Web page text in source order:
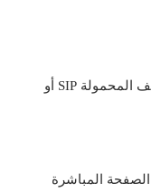
تستطيع أن تضيف التطبيق على نظام الهواتف المحمولة SIP أو
المباشرة